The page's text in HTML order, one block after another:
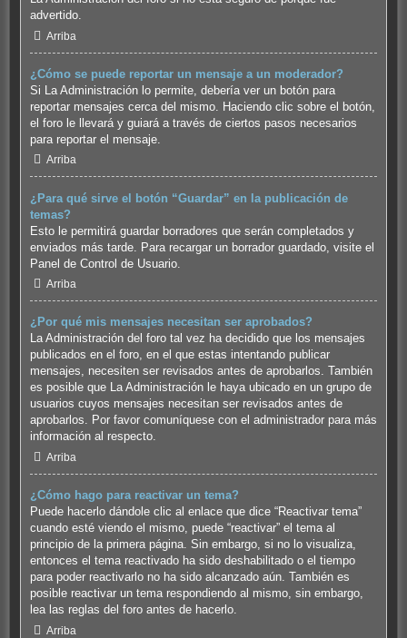
advertido.
Arriba
¿Cómo se puede reportar un mensaje a un moderador?
Si La Administración lo permite, debería ver un botón para
reportar mensajes cerca del mismo. Haciendo clic sobre el botón,
el foro le llevará y guiará a través de ciertos pasos necesarios
para reportar el mensaje.
Arriba
¿Para qué sirve el botón “Guardar” en la publicación de
temas?
Esto le permitirá guardar borradores que serán completados y
enviados más tarde. Para recargar un borrador guardado, visite el
Panel de Control de Usuario.
Arriba
¿Por qué mis mensajes necesitan ser aprobados?
La Administración del foro tal vez ha decidido que los mensajes
publicados en el foro, en el que estas intentando publicar
mensajes, necesiten ser revisados antes de aprobarlos. También
es posible que La Administración le haya ubicado en un grupo de
usuarios cuyos mensajes necesitan ser revisados antes de
aprobarlos. Por favor comuníquese con el administrador para más
información al respecto.
Arriba
¿Cómo hago para reactivar un tema?
Puede hacerlo dándole clic al enlace que dice “Reactivar tema”
cuando esté viendo el mismo, puede “reactivar” el tema al
principio de la primera página. Sin embargo, si no lo visualiza,
entonces el tema reactivado ha sido deshabilitado o el tiempo
para poder reactivarlo no ha sido alcanzado aún. También es
posible reactivar un tema respondiendo al mismo, sin embargo,
lea las reglas del foro antes de hacerlo.
Arriba